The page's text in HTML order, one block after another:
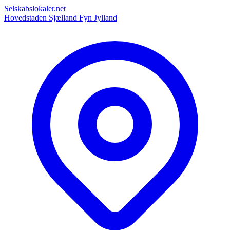
Selskabslokaler.net
Hovedstaden Sjælland Fyn Jylland